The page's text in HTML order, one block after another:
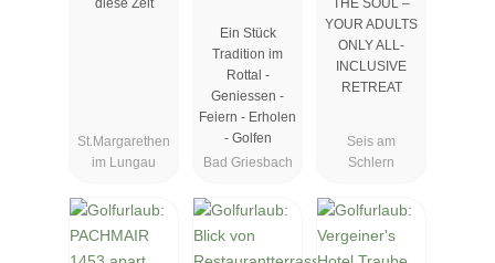
St.Margarethen
im Lungau
Ein Stück
Tradition im
Rottal -
Geniessen -
Feiern - Erholen
- Golfen
Bad Griesbach
YOUR ADULTS
ONLY ALL-
INCLUSIVE
RETREAT
Seis am
Schlern